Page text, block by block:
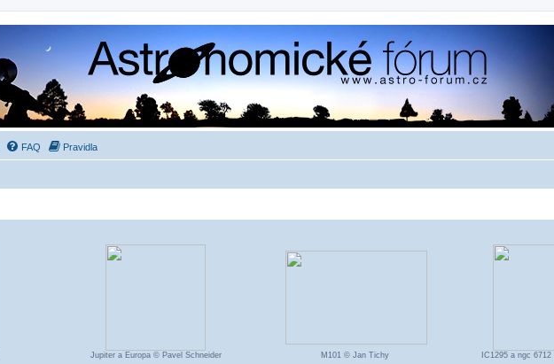
FAQ Pravidla
Jupiter a Europa © Pavel Schneider M101 © Jan Tichy IC1295 a ngc